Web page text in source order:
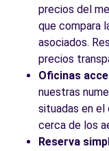
precios del
que compara
asociados.
precios
Oficinas
nuestras
situadas en el
cerca de los
Reserva